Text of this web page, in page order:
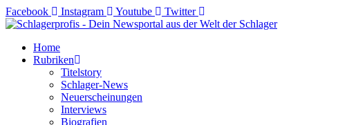
Zum
Inhalt
Facebook Instagram Youtube Twitter
Home
Rubriken
Titelstory
Schlager-News
Neuerscheinungen
Interviews
Biografien